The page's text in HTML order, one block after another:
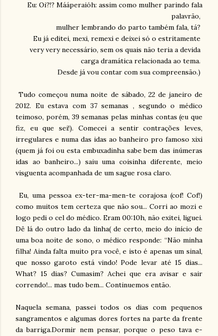
Eu: Oi?!? Mááperaióh: assim como mulher parindo fala
palavrão,
mulher lembrando do parto também fala, tá?
Eu já editei, mexi, remexi e deixei só o estritamente
very very necessário, sem os quais não teria a devida
carga dramática relacionada ao tema.
Desde já vou contar com sua compreensão.)
Tudo começou numa noite de sábado, 22 de janeiro de
2012. Eu estava com 37 semanas , segundo o médico
teimoso, porém, 39 semanas pelas minhas contas (eu que
fiz, eu que sei!). Comecei a sentir contrações leves,
irregulares e numa das idas ao banheiro pro famoso xixi
(quem já foi ou esta embuxadinha sabe bem das inúmeras
idas ao banheiro...) saiu uma coisinha diferente, meio
visguenta acompanhada de um sague rosa claro.
Eu, uma pessoa ex-ter-ma-men-te corajosa (cof! Cof!)
como muitos tem certeza que não sou... Corri ao mozi e
logo pedi o cel do médico. Eram 00:10h, não exitei, liguei.
Dê lá do outro lado da linha( de certo, meio do início de
uma boa noite de sono, o médico responde: “Não minha
filha! Ainda falta muito pra você, e isto é apenas um sinal,
que nosso garoto está vindo! Pode levar até 15 dias...
What? 15 dias? Cumasim? Achei que era avisar e sair
correndo!... mas tudo bem... Continuemos então.
Naquela semana, passei todos os dias com pequenos
sangramentos e algumas dores fortes na parte da frente
da barriga.Dormir nem pensar, porque o peso tava e-